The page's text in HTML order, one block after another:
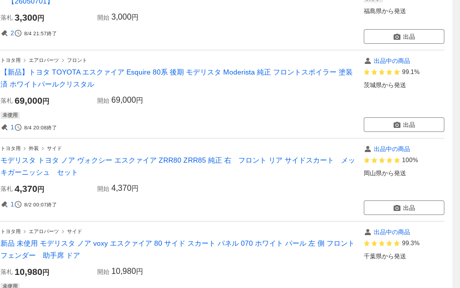
落札 3,300円 開始 3,000円
2 8/4 21:57終了
福島県から発送
出品
トヨタ用 エアロパーツ フロント
【新品】トヨタ TOYOTA エスクァイア Esquire 80系 後期 モデリスタ Moderista 純正 フロントスポイラー 塗装
済 ホワイトパールクリスタル
落札 69,000円 開始 69,000円
未使用
1 8/4 20:08終了
出品中の商品
99.1%
茨城県から発送
出品
トヨタ用 外装 サイド
モデリスタ トヨタ ノア ヴォクシー エスクァイア ZRR80 ZRR85 純正 右 フロント リア サイドスカート メッ
キガーニッシュ セット
落札 4,370円 開始 4,370円
1 8/2 00:07終了
出品中の商品
100%
岡山県から発送
出品
トヨタ用 エアロパーツ サイド
新品 未使用 モデリスタ ノア voxy エスクァイア 80 サイド スカート パネル 070 ホワイト パール 左 側 フロント
フェンダー 助手席 ドア
落札 10,980円 開始 10,980円
未使用
出品中の商品
99.3%
千葉県から発送